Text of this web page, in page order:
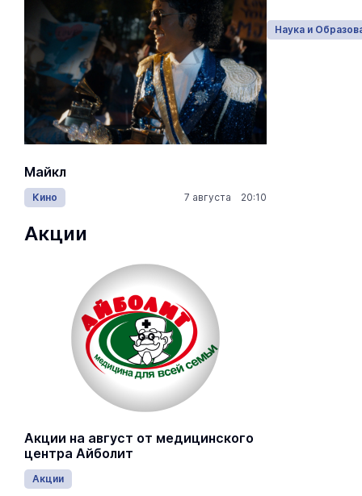
Майкл
Кино 7 августа 20:10
Акции
Акции на август от медицинского
центра Айболит
Акции
Наука и Образование Вчера 18:05 Наука и